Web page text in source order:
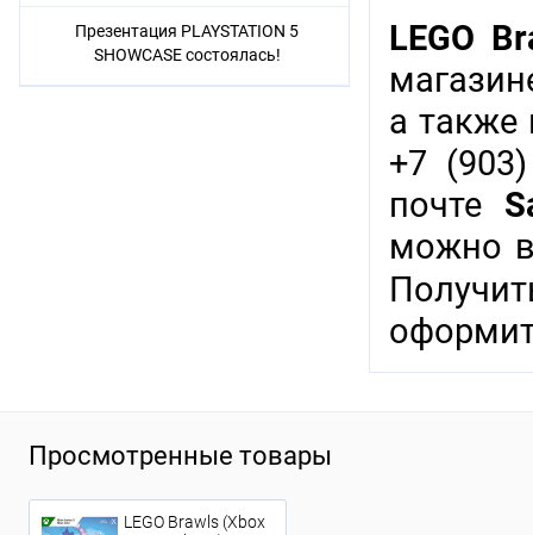
LEGO
а также
+7
почте
можно
Презентация PLAYSTATION 5
SHOWCASE состоялась!
Просмотренные товары
LEGO Brawls (Xbox